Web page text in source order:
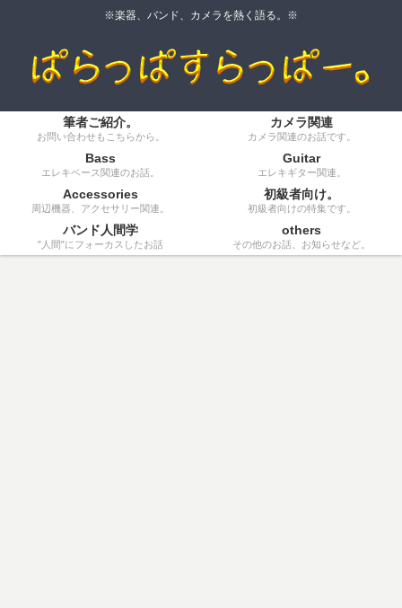
※楽器、バンド、カメラを熱く語る。※
筆者ご紹介。
お問い合わせもこちらから。
カメラ関連
カメラ関連のお話です。
Bass
エレキベース関連のお話。
Guitar
エレキギター関連。
Accessories
周辺機器、アクセサリー関連。
初級者向け。
初級者向けの特集です。
バンド人間学
”人間”にフォーカスしたお話
others
その他のお話、お知らせなど。